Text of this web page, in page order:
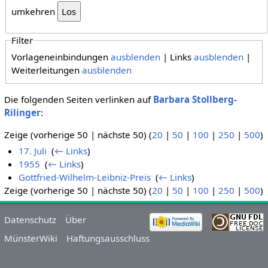
umkehren
Filter
Vorlageneinbindungenausblenden | Linksausblenden |
Weiterleitungenausblenden
Die folgenden Seiten verlinken auf Barbara Stollberg-
Rilinger:
Zeige (vorherige 50 | nächste 50) (20 | 50 | 100 | 250 | 500)
17. Juli ‎(← Links)
1955 ‎(← Links)
Gottfried-Wilhelm-Leibniz-Preis ‎(← Links)
Zeige (vorherige 50 | nächste 50) (20 | 50 | 100 | 250 | 500)
Datenschutz
Über
MünsterWiki
Haftungsausschluss